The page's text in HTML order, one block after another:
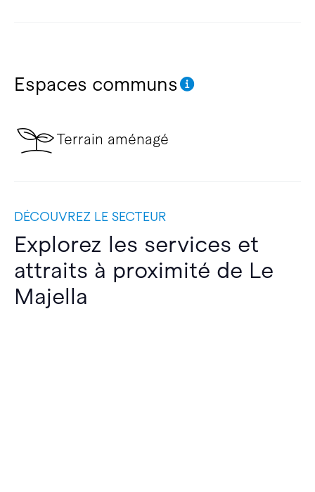
Espaces communs
Terrain aménagé
DÉCOUVREZ LE SECTEUR
Explorez les services et
attraits à proximité de Le
Majella